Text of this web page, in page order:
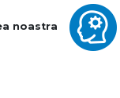
noastra